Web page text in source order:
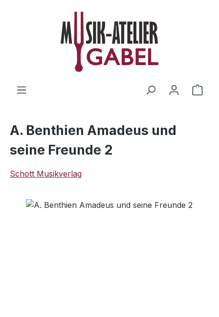
Zum Hauptinhalt springen
A. Benthien Amadeus und
seine Freunde 2
Schott Musikverlag
Bildergalerie überspringen